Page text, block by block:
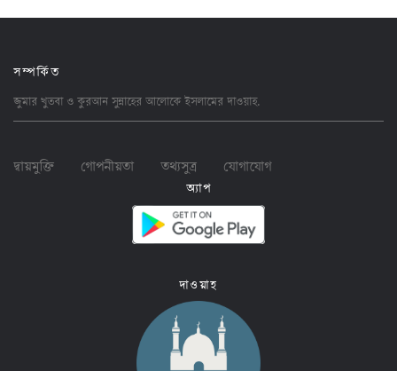
সম্পর্কিত
জুমার খুতবা ও কুরআন সুন্নাহের আলোকে ইসলামের দাওয়াহ.
দ্বায়মুক্তি গোপনীয়তা তথ্যসুত্র যোগাযোগ
অ্যাপ
দাওয়াহ